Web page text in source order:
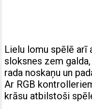
Lielu lomu spēlē arī
sloksnes zem
rada noskaņu un
Ar RGB
krāsu atbilstoši